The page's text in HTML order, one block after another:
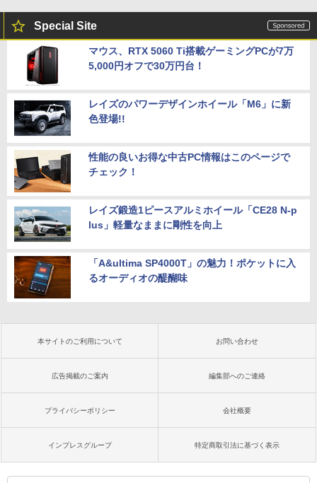
Special Site
マウス、RTX 5060 Ti搭載ゲーミングPCが7万
5,000円オフで30万円台！
レイズのパワーデザインホイール「M6」に新
色登場!!
性能の良いお得な中古PC情報はこのページで
チェック！
レイズ鍛造1ピースアルミホイール「CE28 N-p
lus」軽量なままに剛性を向上
「A&ultima SP4000T」の魅力！ポケットに入
るオーディオの醍醐味
本サイトのご利用について お問い合わせ
広告掲載のご案内 編集部へのご連絡
プライバシーポリシー 会社概要
インプレスグループ 特定商取引法に基づく表示